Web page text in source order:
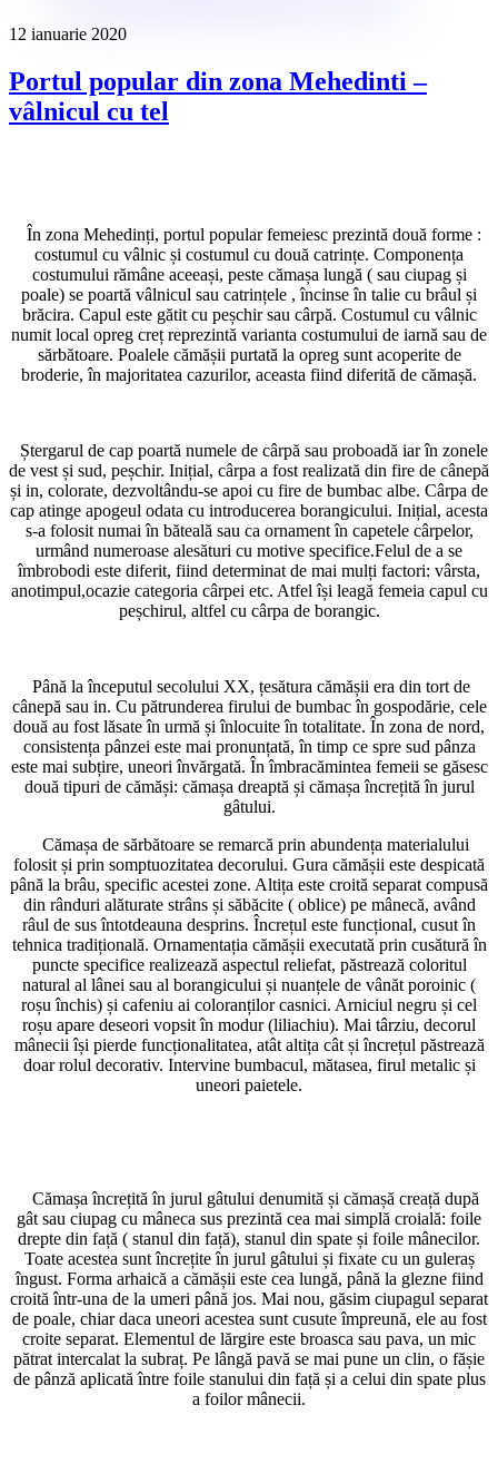
12 ianuarie 2020
Portul popular din zona Mehedinti –
vâlnicul cu tel
În zona Mehedinți, portul popular femeiesc prezintă două forme :
costumul cu vâlnic și costumul cu două catrințe. Componența
costumului rămâne aceeași, peste cămașa lungă ( sau ciupag și
poale) se poartă vâlnicul sau catrințele , încinse în talie cu brâul și
brăcira. Capul este gătit cu peșchir sau cârpă. Costumul cu vâlnic
numit local opreg creț reprezintă varianta costumului de iarnă sau de
sărbătoare. Poalele cămășii purtată la opreg sunt acoperite de
broderie, în majoritatea cazurilor, aceasta fiind diferită de cămașă.
Ștergarul de cap poartă numele de cârpă sau proboadă iar în zonele
de vest și sud, peșchir. Inițial, cârpa a fost realizată din fire de cânepă
și in, colorate, dezvoltându-se apoi cu fire de bumbac albe. Cârpa de
cap atinge apogeul odata cu introducerea borangicului. Inițial, acesta
s-a folosit numai în băteală sau ca ornament în capetele cârpelor,
urmând numeroase alesături cu motive specifice.Felul de a se
îmbrobodi este diferit, fiind determinat de mai mulți factori: vârsta,
anotimpul,ocazie categoria cârpei etc. Atfel își leagă femeia capul cu
peșchirul, altfel cu cârpa de borangic.
Până la începutul secolului XX, țesătura cămășii era din tort de
cânepă sau in. Cu pătrunderea firului de bumbac în gospodărie, cele
două au fost lăsate în urmă și înlocuite în totalitate. În zona de nord,
consistența pânzei este mai pronunțată, în timp ce spre sud pânza
este mai subțire, uneori învărgată. În îmbracămintea femeii se găsesc
două tipuri de cămăși: cămașa dreaptă și cămașa încrețită în jurul
gâtului.
Cămașa de sărbătoare se remarcă prin abundența materialului
folosit și prin somptuozitatea decorului. Gura cămășii este despicată
până la brâu, specific acestei zone. Altița este croită separat compusă
din rânduri alăturate strâns și săbăcite ( oblice) pe mânecă, având
râul de sus întotdeauna desprins. Încrețul este funcțional, cusut în
tehnica tradițională. Ornamentația cămășii executată prin cusătură în
puncte specifice realizează aspectul reliefat, păstrează coloritul
natural al lânei sau al borangicului și nuanțele de vânăt poroinic (
roșu închis) și cafeniu ai coloranților casnici. Arniciul negru și cel
roșu apare deseori vopsit în modur (liliachiu). Mai târziu, decorul
mânecii își pierde funcționalitatea, atât altița cât și încrețul păstrează
doar rolul decorativ. Intervine bumbacul, mătasea, firul metalic și
uneori paietele.
Cămașa încrețită în jurul gâtului denumită și cămașă creață după
gât sau ciupag cu mâneca sus prezintă cea mai simplă croială: foile
drepte din față ( stanul din față), stanul din spate și foile mânecilor.
Toate acestea sunt încrețite în jurul gâtului și fixate cu un guleraș
îngust. Forma arhaică a cămășii este cea lungă, până la glezne fiind
croită într-una de la umeri până jos. Mai nou, găsim ciupagul separat
de poale, chiar daca uneori acestea sunt cusute împreună, ele au fost
croite separat. Elementul de lărgire este broasca sau pava, un mic
pătrat intercalat la subraț. Pe lângă pavă se mai pune un clin, o fășie
de pânză aplicată între foile stanului din față și a celui din spate plus
a foilor mânecii.